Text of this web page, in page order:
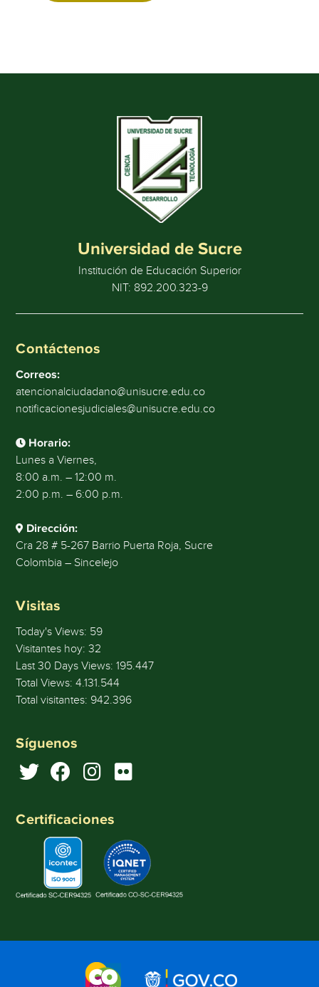
Universidad de Sucre
Institución de Educación Superior
NIT: 892.200.323-9
Contáctenos
Correos:
atencionalciudadano@unisucre.edu.co
notificacionesjudiciales@unisucre.edu.co
Horario:
Lunes a Viernes,
8:00 a.m. – 12:00 m.
2:00 p.m. – 6:00 p.m.
Dirección:
Cra 28 # 5-267 Barrio Puerta Roja, Sucre
Colombia – Sincelejo
Visitas
Today's Views: 59
Visitantes hoy:32
Last 30 Days Views:195.447
Total Views:4.131.544
Total visitantes: 942.396
Síguenos
Certificaciones